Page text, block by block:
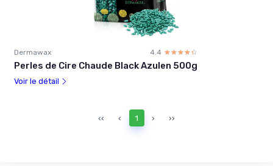
Dermawax 4.4 ☆☆☆☆☆
★★★★★
Perles de Cire Chaude Black Azulen 500g
Voir le détail
‹‹ ‹ 1 › ››